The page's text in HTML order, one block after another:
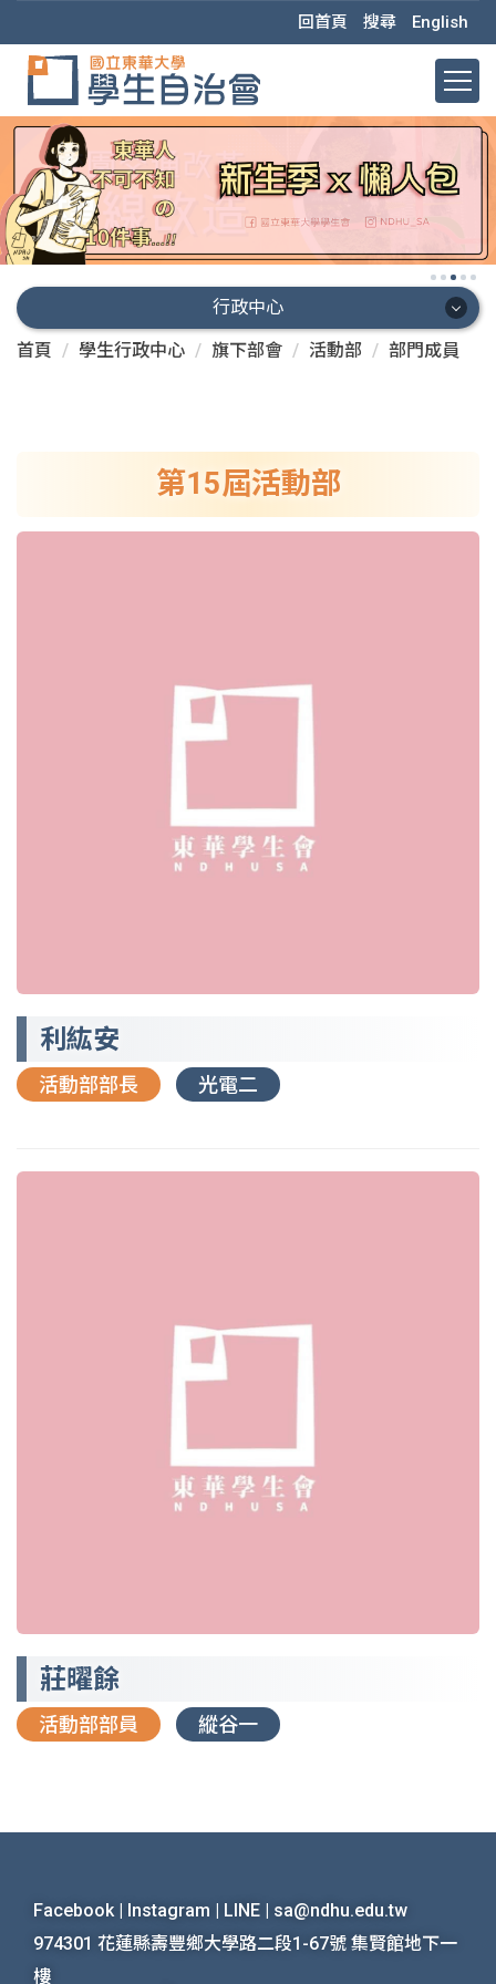
到
內
區
回首頁 搜尋 English
行政中心
行政中心
秘書處
學術部
國際部
首頁 學生行政中心 旗下部會 活動部 部門成員
第15屆活動部
利紘安
活動部部長 光電二
莊曜餘
活動部部員 縱谷一
Facebook| Instagram LINE
sa@ndhu.edu.tw
974301 花蓮縣壽豐鄉大學路二段1-67號 集賢館地下一
樓